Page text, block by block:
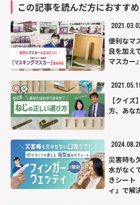
この記事を読んだ方におすすめ
便利なマ
良を加え
マスカー
【クイ
方、あな
災害時も
水がなく
きシート
ィ」で解